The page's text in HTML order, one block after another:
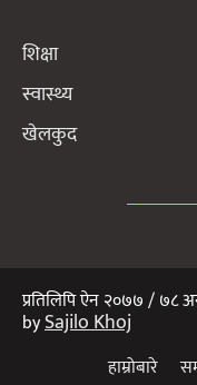
शिक्षा
स्वास्थ्य
खेलकुद
प्रतिलिपि ऐन २०७७ / ७८
bySajilo Khoj
हाम्रोबारे